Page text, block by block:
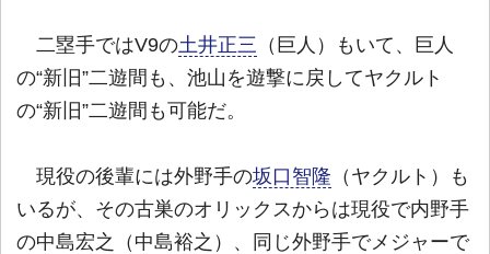
二塁手ではV9の土井正三 （巨人）もいて、巨人
の“新旧”二遊間も、池山を遊撃に戻してヤクルト
の“新旧”二遊間も可能だ。
現役の後輩には外野手の坂口智隆 （ヤクルト）も
いるが、その古巣のオリックスからは現役で内野手
の中島宏之（中島裕之）、同じ外野手でメジャーで